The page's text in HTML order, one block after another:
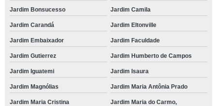
Jardim Bonsucesso Jardim Camila
Jardim Carandá Jardim Eltonville
Jardim Embaixador Jardim Faculdade
Jardim Gutierrez Jardim Humberto de Campos
Jardim Iguatemi Jardim Isaura
Jardim Magnólias Jardim Maria Antônia Prado
Jardim Maria Cristina Jardim Maria do Carmo,